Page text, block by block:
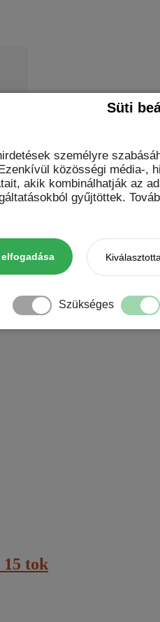
Süti
személyre
közösségi média-,
akik kombinálhatják az
gyűjtöttek.
Szükséges
a következő
data is processed.
tok